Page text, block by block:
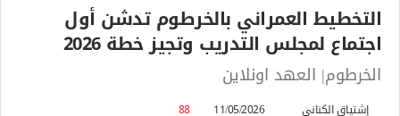
التخطيط العمراني بالخرطوم تدشن أول
اجتماع لمجلس التدريب وتجيز خطة 2026
الخرطوم| العهد اونلاين
إشتياق الكناني 11/05/2026
88